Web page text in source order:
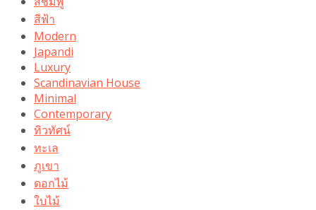
สีฟ้า
Modern
Japandi
Luxury
Scandinavian House
Minimal
Contemporary
ทิวทัศน์
ทะเล
ภูเขา
ดอกไม้
ใบไม้